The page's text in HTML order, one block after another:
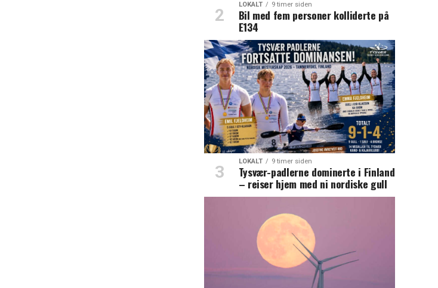
LOKALT 9 timer siden
Bil med fem personer kolliderte på
E134
LOKALT 9 timer siden
Tysvær-padlerne dominerte i Finland
– reiser hjem med ni nordiske gull